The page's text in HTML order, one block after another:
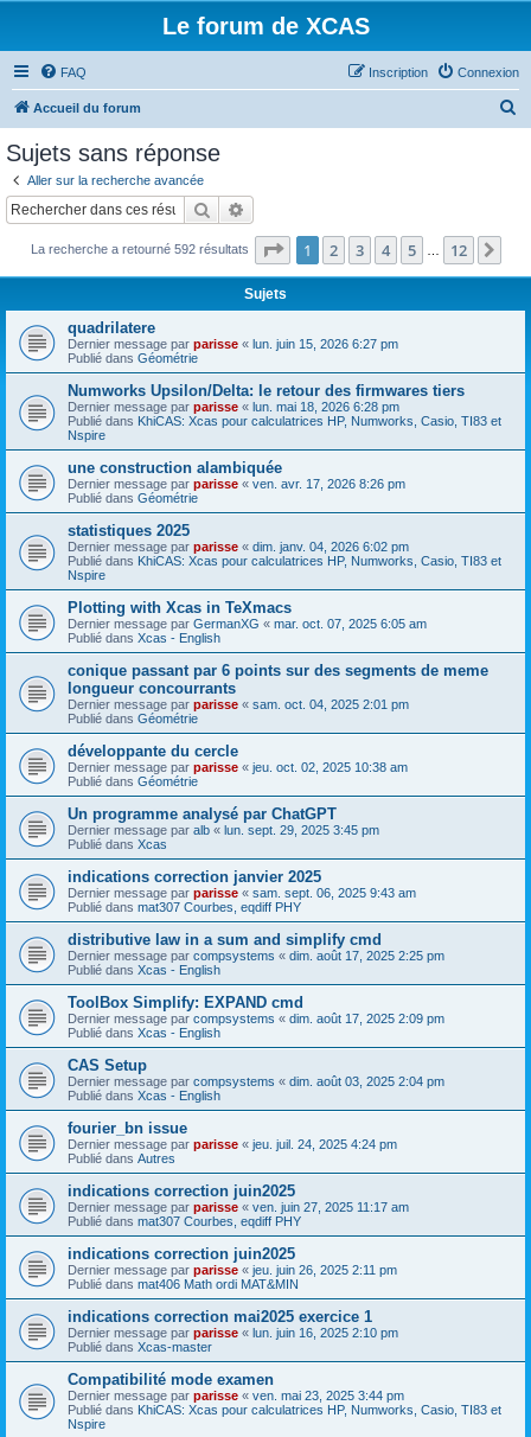
Le forum de XCAS
FAQ Connexion
Inscription
Accueil du forum
c
Sujets sans réponse
Aller sur la recherche avancée
Rechercher
La recherche a retourné 592 résultats Page 1sur12
1 2 3 4 5 12
Sujets
quadrilatere
Dernier message par parisse « lun. juin 15, 2026 6:27 pm
Publié dans Géométrie
Numworks Upsilon/Delta: le retour des firmwares tiers
Dernier message par parisse « lun. mai 18, 2026 6:28 pm
Publié dans KhiCAS: Xcas pour calculatrices HP, Numworks, Casio, TI83 et
Nspire
une construction alambiquée
Dernier message par parisse « ven. avr. 17, 2026 8:26 pm
Publié dans Géométrie
statistiques 2025
Dernier message par parisse « dim. janv. 04, 2026 6:02 pm
Publié dans KhiCAS: Xcas pour calculatrices HP, Numworks, Casio, TI83 et
Nspire
Plotting with Xcas in TeXmacs
Dernier message par GermanXG « mar. oct. 07, 2025 6:05 am
Publié dans Xcas - English
conique passant par 6 points sur des segments de meme
longueur concourrants
Dernier message par parisse « sam. oct. 04, 2025 2:01 pm
Publié dans Géométrie
développante du cercle
Dernier message par parisse « jeu. oct. 02, 2025 10:38 am
Publié dans Géométrie
Un programme analysé par ChatGPT
Dernier message par alb « lun. sept. 29, 2025 3:45 pm
Publié dans Xcas
indications correction janvier 2025
Dernier message par parisse « sam. sept. 06, 2025 9:43 am
Publié dans mat307 Courbes, eqdiff PHY
distributive law in a sum and simplify cmd
Dernier message par compsystems « dim. août 17, 2025 2:25 pm
Publié dans Xcas - English
ToolBox Simplify: EXPAND cmd
Dernier message par compsystems « dim. août 17, 2025 2:09 pm
Publié dans Xcas - English
CAS Setup
Dernier message par compsystems « dim. août 03, 2025 2:04 pm
Publié dans Xcas - English
fourier_bn issue
Dernier message par parisse « jeu. juil. 24, 2025 4:24 pm
Publié dans Autres
indications correction juin2025
Dernier message par parisse « ven. juin 27, 2025 11:17 am
Publié dans mat307 Courbes, eqdiff PHY
indications correction juin2025
Dernier message par parisse « jeu. juin 26, 2025 2:11 pm
Publié dans mat406 Math ordi MAT&MIN
indications correction mai2025 exercice 1
Dernier message par parisse « lun. juin 16, 2025 2:10 pm
Publié dans Xcas-master
Compatibilité mode examen
Dernier message par parisse « ven. mai 23, 2025 3:44 pm
Publié dans KhiCAS: Xcas pour calculatrices HP, Numworks, Casio, TI83 et
Nspire